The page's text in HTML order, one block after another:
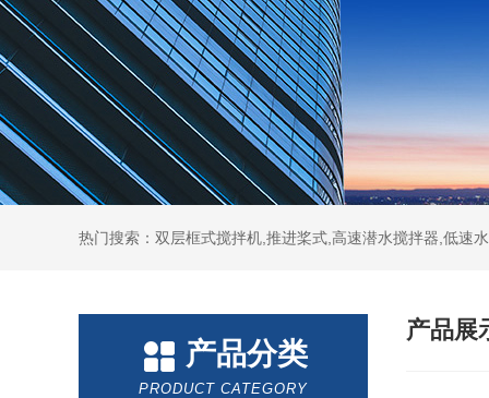
热门搜索：双层框式搅拌机,推进桨式,高速潜水搅拌器,低速
产品分类
PRODUCT CATEGORY
产品展